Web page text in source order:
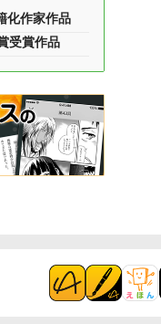
化作家作品
受賞作品